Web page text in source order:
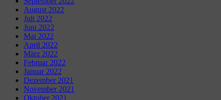
August 2022
Juli 2022
Juni 2022
Mai 2022
April 2022
März 2022
Februar 2022
Januar 2022
Dezember 2021
November 2021
Oktober 2021